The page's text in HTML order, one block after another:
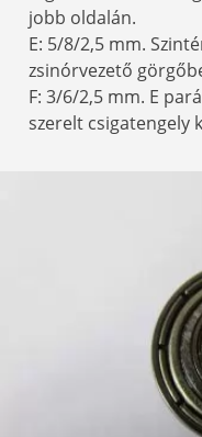
jobb oldalán.
E: 5/8/2,5 mm.
zsinórvezető
F: 3/6/2,5 mm. E
szerelt csigatengely